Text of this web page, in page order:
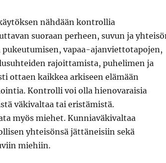
nähdään kontrollia
suoraan perheen, suvun ja
vapaa-ajanviettotapojen,
rajoittamista, puhelimen ja
ottaen kaikkea arkiseen elämään
Kontrolli voi olla hienovaraisia
väkivaltaa tai eristämistä.
myös miehet. Kunniaväkivaltaa
yhteisönsä jättäneisiin sekä
miehiin.